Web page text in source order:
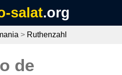
salat.org
> Ruthenzahl
de